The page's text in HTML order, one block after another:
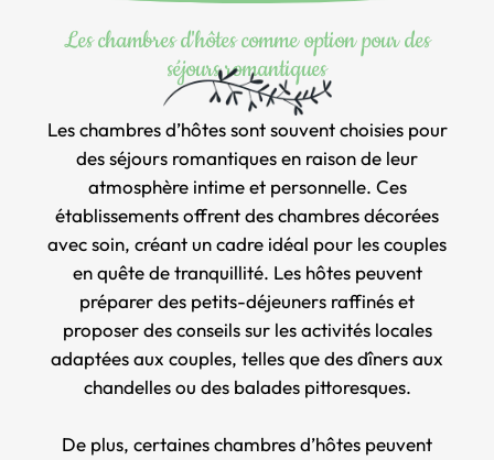
Les chambres d'hôtes comme option pour des
séjours romantiques
Les chambres d’hôtes sont souvent choisies pour
des séjours romantiques en raison de leur
atmosphère intime et personnelle. Ces
établissements offrent des chambres décorées
avec soin, créant un cadre idéal pour les couples
en quête de tranquillité. Les hôtes peuvent
préparer des petits-déjeuners raffinés et
proposer des conseils sur les activités locales
adaptées aux couples, telles que des dîners aux
chandelles ou des balades pittoresques.
De plus, certaines chambres d’hôtes peuvent